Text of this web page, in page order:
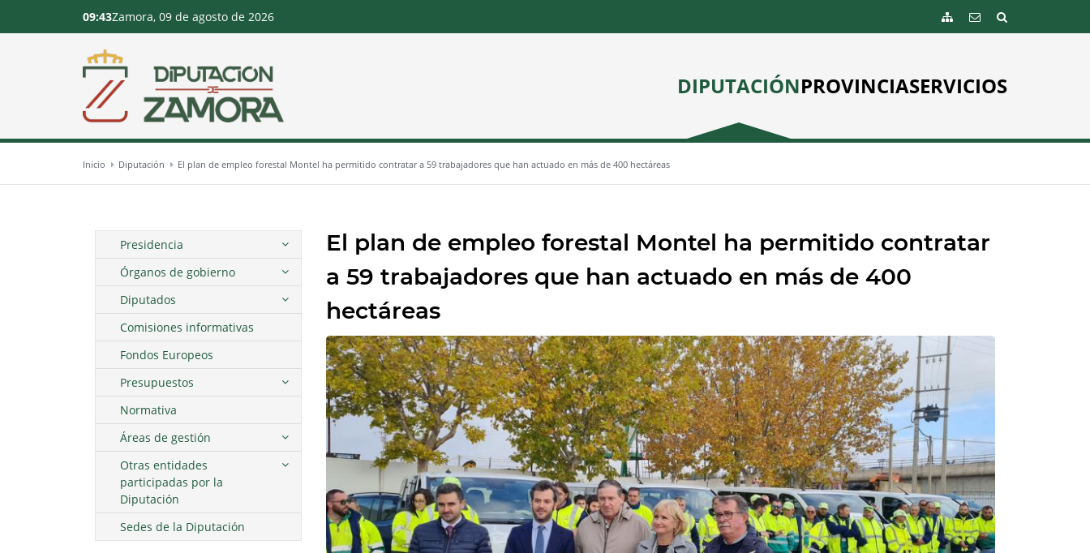
DIPUTACIÓNPROVINCIASERVICIOS
09:43Zamora, 09 de agosto de 2026
Inicio Diputación El plan de empleo forestal Montel ha permitido contratar a 59 trabajadores que han actuado en más de 400 hectáreas
El plan de empleo forestal Montel ha permitido contratar
a 59 trabajadores que han actuado en más de 400
hectáreas
Presidencia
Órganos de gobierno
Diputados
Comisiones informativas
Fondos Europeos
Presupuestos
Normativa
Áreas de gestión
Otras entidades
participadas por la
Diputación
Sedes de la Diputación